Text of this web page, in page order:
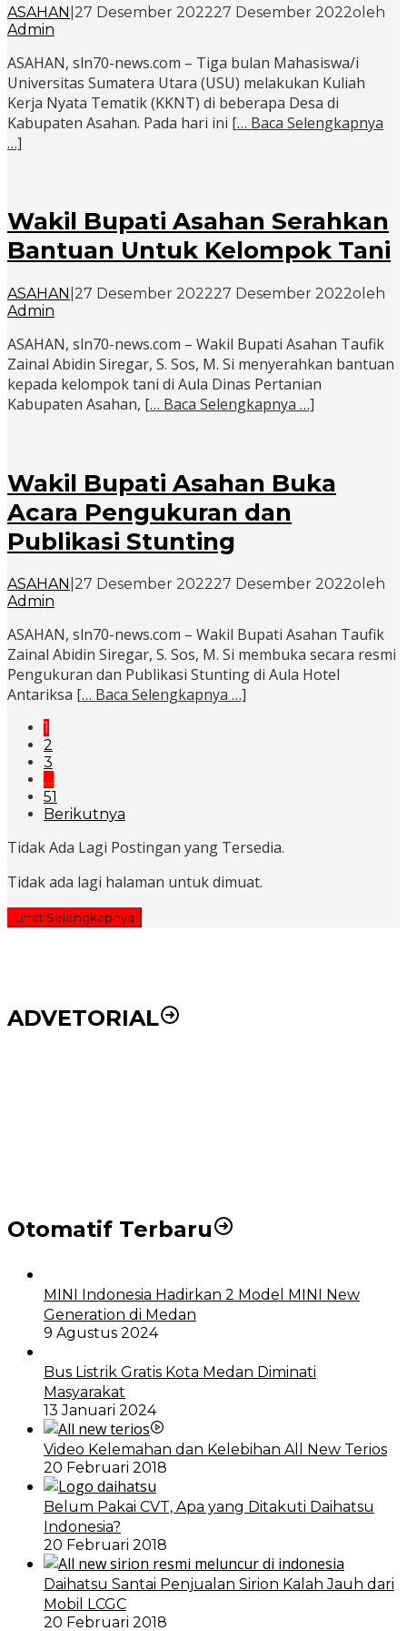
ASAHAN 27 Desember 202227 Desember 2022oleh
Admin
ASAHAN, sln70-news.com – Tiga bulan Mahasiswa/i
Universitas Sumatera Utara (USU) melakukan Kuliah
Kerja Nyata Tematik (KKNT) di beberapa Desa di
Kabupaten Asahan. Pada hari ini [… Baca Selengkapnya
…]
Wakil Bupati Asahan Serahkan
Bantuan Untuk Kelompok Tani
ASAHAN 27 Desember 202227 Desember 2022oleh
Admin
ASAHAN, sln70-news.com – Wakil Bupati Asahan Taufik
Zainal Abidin Siregar, S. Sos, M. Si menyerahkan bantuan
kepada kelompok tani di Aula Dinas Pertanian
Kabupaten Asahan, [… Baca Selengkapnya …]
Wakil Bupati Asahan Buka
Acara Pengukuran dan
Publikasi Stunting
ASAHAN 27 Desember 202227 Desember 2022oleh
Admin
ASAHAN, sln70-news.com – Wakil Bupati Asahan Taufik
Zainal Abidin Siregar, S. Sos, M. Si membuka secara resmi
Pengukuran dan Publikasi Stunting di Aula Hotel
Antariksa [… Baca Selengkapnya …]
1
2
3
…
51
Berikutnya
Tidak Ada Lagi Postingan yang Tersedia.
Tidak ada lagi halaman untuk dimuat.
Lihat Selengkapnya
ADVETORIAL
Otomatif Terbaru
MINI Indonesia Hadirkan 2 Model MINI New
Generation di Medan
9 Agustus 2024
Bus Listrik Gratis Kota Medan Diminati
Masyarakat
13 Januari 2024
Video Kelemahan dan Kelebihan All New Terios
20 Februari 2018
Belum Pakai CVT, Apa yang Ditakuti Daihatsu
Indonesia?
20 Februari 2018
Daihatsu Santai Penjualan Sirion Kalah Jauh dari
Mobil LCGC
20 Februari 2018